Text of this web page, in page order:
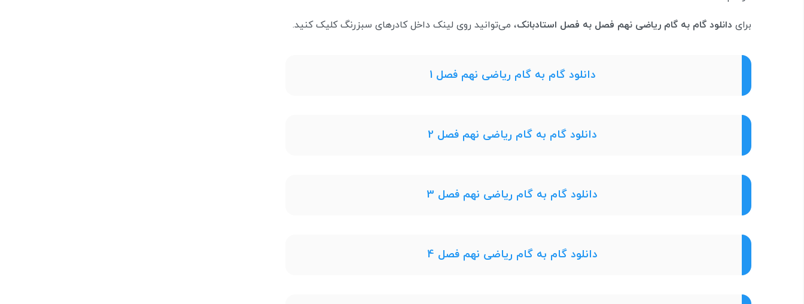
برای دانلود گام به گام ریاضی نهم فصل به فصل استادبانک، می‌توانید روی لینک داخل کادرهای سبزرنگ کلیک کنید.
دانلود گام به گام ریاضی نهم فصل 1
دانلود گام به گام ریاضی نهم فصل 2
دانلود گام به گام ریاضی نهم فصل 3
دانلود گام به گام ریاضی نهم فصل 4